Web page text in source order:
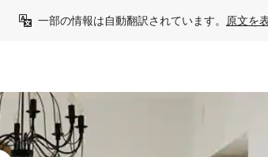
一部の情報は自動翻訳されています。 原文を